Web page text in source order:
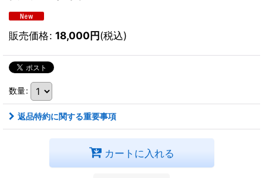
販売価格: 18,000円(税込)
数量:
返品特約に関する重要事項
カートに入れる